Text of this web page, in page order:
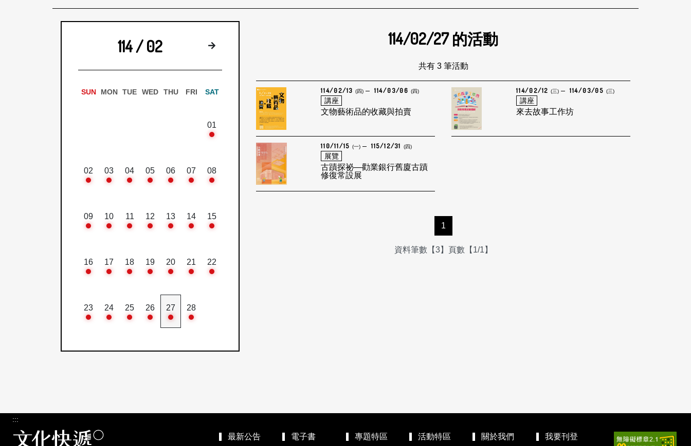
114 / 02 下個月
SUN MON TUE WED THU FRI SAT
01
02 03 04 05 06 07 08
09 10 11 12 13 14 15
16 17 18 19 20 21 22
23 24 25 26 27 28
114/02/27的活動
共有 3 筆活動
114/02/13 (四) 114/03/06 (四)
講座
文物藝術品的收藏與拍賣
114/02/12 (三) 114/03/05 (三)
講座
來去故事工作坊
110/11/15 (一) 115/12/31 (四)
展覽
古蹟探祕—勸業銀行舊廈古蹟
修復常設展
1
資料筆數【3】頁數【1/1】
:::
最新公告 電子書 專題特區 活動特區 關於我們 我要刊登